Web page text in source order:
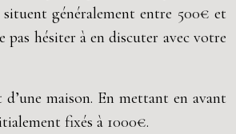
généralement entre 500€ et
hésiter à en discuter avec votre
maison. En mettant en avant
fixés à 1000€.